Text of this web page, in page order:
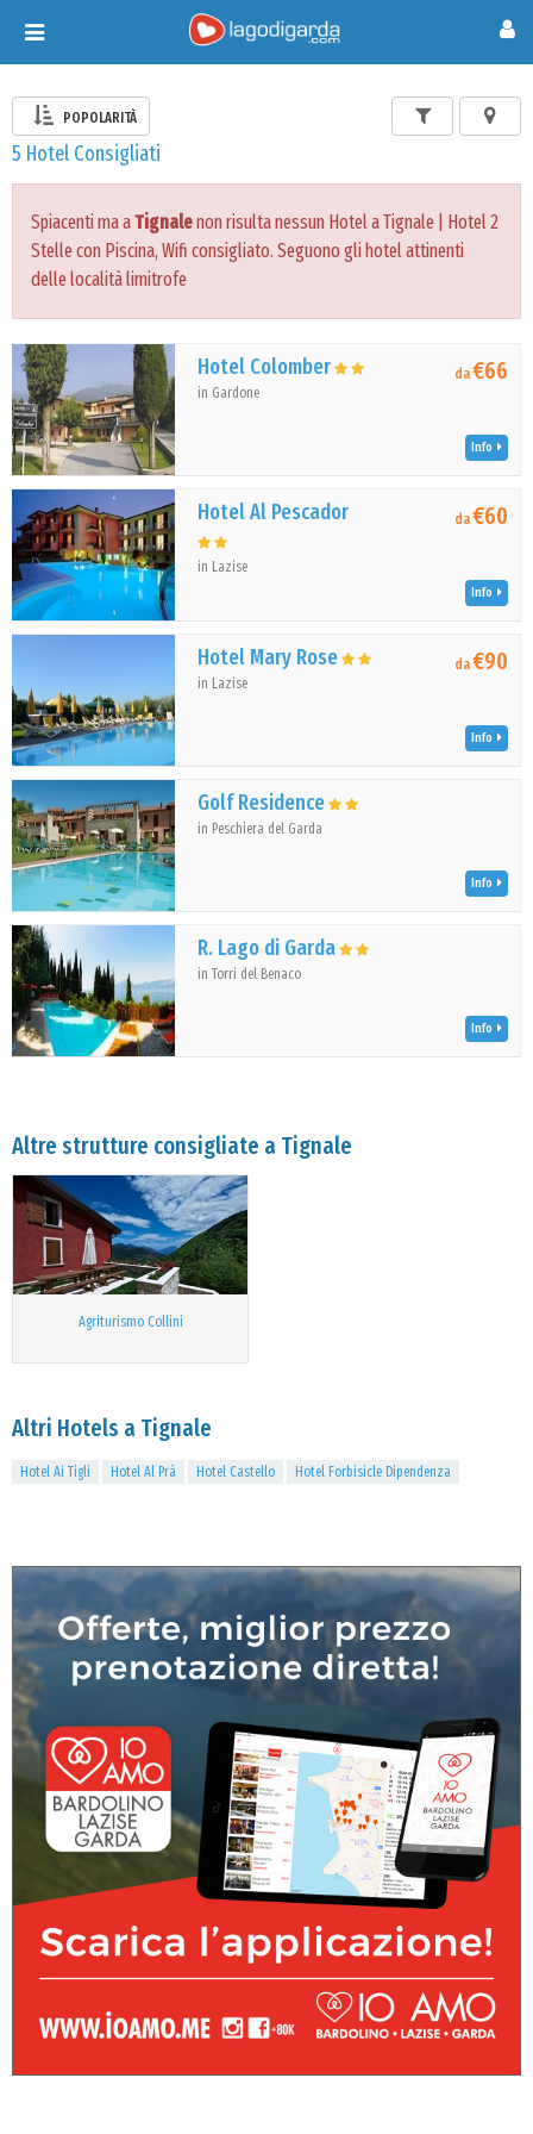
Toggle
navigation
POPOLARITÀ
5 Hotel Consigliati
Spiacenti ma aTignalenon risulta nessun Hotel a Tignale | Hotel 2
Stelle con Piscina, Wifi consigliato. Seguono gli hotel attinenti
delle località limitrofe
Hotel Colomber
in Gardone
da€66
Info
Hotel Al Pescador
in Lazise
da€60
Info
Hotel Mary Rose
in Lazise
da€90
Info
Golf Residence
in Peschiera del Garda
Info
R. Lago di Garda
in Torri del Benaco
Info
Altre strutture consigliate a Tignale
Agriturismo Collini
Altri Hotels a Tignale
Hotel Ai Tigli Hotel Al Prà Hotel Castello Hotel Forbisicle Dipendenza